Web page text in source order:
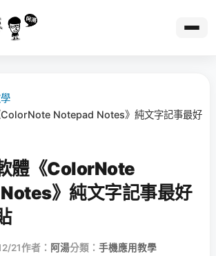
Notepad Notes》純文字記事最好
體《ColorNote
》純文字記事最好
21作者： 阿湯分類： 手機應用教學